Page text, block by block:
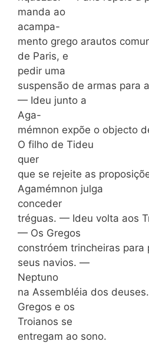
manda ao
acampa-
mento grego arautos
de Paris, e
pedir uma
suspensão de armas para
— Ideu junto a
Aga-
mémnon expõe o objecto
O filho de Tideu
quer
que se rejeite as
Agamémnon julga
conceder
tréguas. — Ideu volta aos
— Os Gregos
constróem trincheiras para
seus navios. —
Neptuno
na Assembléia dos
Gregos e os
Troianos se
entregam ao sono.